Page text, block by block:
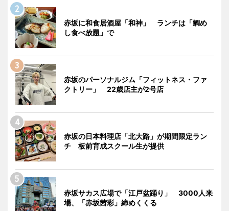
赤坂に和食居酒屋「和神」 ランチは「鯛め
し食べ放題」で
赤坂のパーソナルジム「フィットネス・ファ
クトリー」 22歳店主が2号店
赤坂の日本料理店「北大路」が期間限定ラン
チ 板前育成スクール生が提供
赤坂サカス広場で「江戸盆踊り」 3000人来
場、「赤坂茜彩」締めくくる